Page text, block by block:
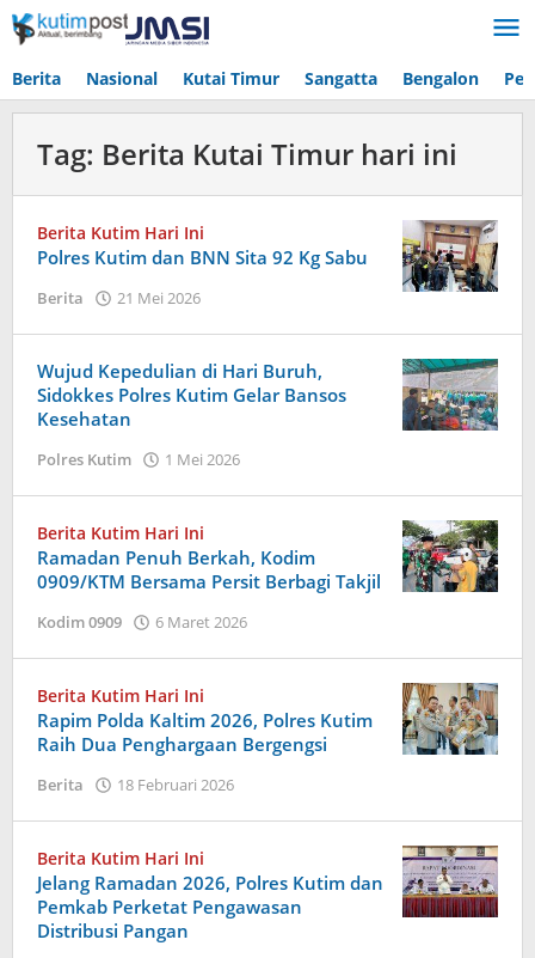
Lewati
ke
Berita Nasional Kutai Timur Sangatta Bengalon
Tag: Berita Kutai Timur hari ini
Berita Kutim Hari Ini
Polres Kutim dan BNN Sita 92 Kg Sabu
Berita 21 Mei 2026
Wujud Kepedulian di Hari Buruh,
Sidokkes Polres Kutim Gelar Bansos
Kesehatan
Polres Kutim 1 Mei 2026
Berita Kutim Hari Ini
Ramadan Penuh Berkah, Kodim
0909/KTM Bersama Persit Berbagi Takjil
Kodim 0909 6 Maret 2026
Berita Kutim Hari Ini
Rapim Polda Kaltim 2026, Polres Kutim
Raih Dua Penghargaan Bergengsi
Berita 18 Februari 2026
Berita Kutim Hari Ini
Jelang Ramadan 2026, Polres Kutim dan
Pemkab Perketat Pengawasan
Distribusi Pangan